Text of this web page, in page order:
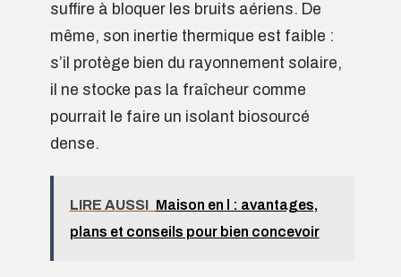
suffire à bloquer les bruits aériens. De
même, son inertie thermique est faible :
s’il protège bien du rayonnement solaire,
il ne stocke pas la fraîcheur comme
pourrait le faire un isolant biosourcé
dense.
LIRE AUSSI Maison en l : avantages,
plans et conseils pour bien concevoir